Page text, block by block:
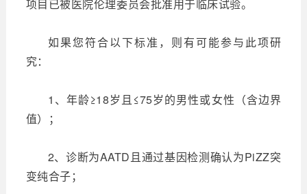
项目已被医院伦理委员会批准用于临床试验。
如果您符合以下标准，则有可能参与此项研
究：
1、年龄≥18岁且≤75岁的男性或女性（含边界
值）；
2、诊断为AATD且通过基因检测确认为PiZZ突
变纯合子；